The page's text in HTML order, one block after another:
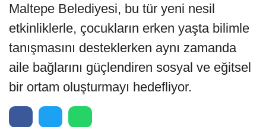
Maltepe Belediyesi, bu tür yeni nesil
etkinliklerle, çocukların erken yaşta bilimle
tanışmasını desteklerken aynı zamanda
aile bağlarını güçlendiren sosyal ve eğitsel
bir ortam oluşturmayı hedefliyor.